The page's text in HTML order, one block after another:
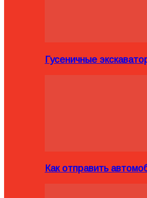
Гусеничные
Как отправить